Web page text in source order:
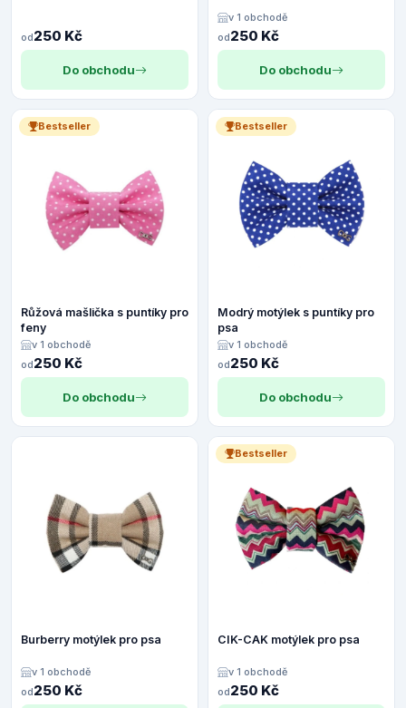
od250 Kč
Do obchodu
v 1 obchodě
od250 Kč
Do obchodu
Bestseller
Růžová mašlička s puntíky pro
feny
v 1 obchodě
od250 Kč
Do obchodu
Bestseller
Modrý motýlek s puntíky pro
psa
v 1 obchodě
od250 Kč
Do obchodu
Burberry motýlek pro psa
v 1 obchodě
od250 Kč
Bestseller
CIK-CAK motýlek pro psa
v 1 obchodě
od250 Kč